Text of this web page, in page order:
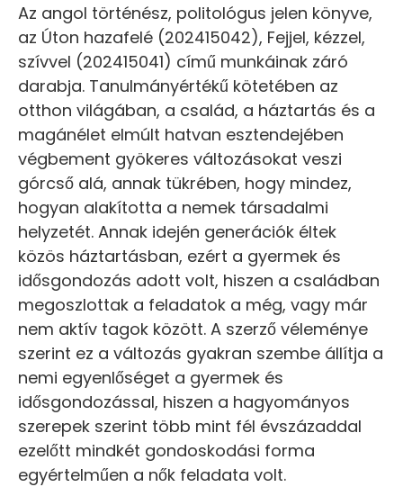
Az angol történész, politológus jelen könyve,
az Úton hazafelé (202415042), Fejjel, kézzel,
szívvel (202415041) című munkáinak záró
darabja. Tanulmányértékű kötetében az
otthon világában, a család, a háztartás és a
magánélet elmúlt hatvan esztendejében
végbement gyökeres változásokat veszi
górcső alá, annak tükrében, hogy mindez,
hogyan alakította a nemek társadalmi
helyzetét. Annak idején generációk éltek
közös háztartásban, ezért a gyermek és
idősgondozás adott volt, hiszen a családban
megoszlottak a feladatok a még, vagy már
nem aktív tagok között. A szerző véleménye
szerint ez a változás gyakran szembe állítja a
nemi egyenlőséget a gyermek és
idősgondozással, hiszen a hagyományos
szerepek szerint több mint fél évszázaddal
ezelőtt mindkét gondoskodási forma
egyértelműen a nők feladata volt.